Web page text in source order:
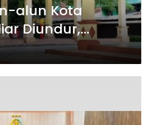
alun Kota
Diundur,